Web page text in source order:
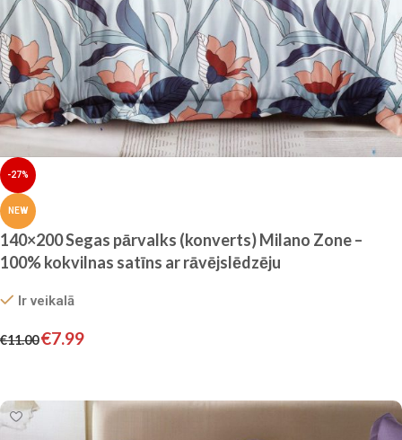
-27%
NEW
140×200 Segas pārvalks (konverts) Milano Zone –
100% kokvilnas satīns ar rāvējslēdzēju
Ir veikalā
€11.00€7.99